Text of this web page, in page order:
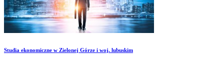
Studia ekonomiczne w Zielonej Górze i woj. lubuskim